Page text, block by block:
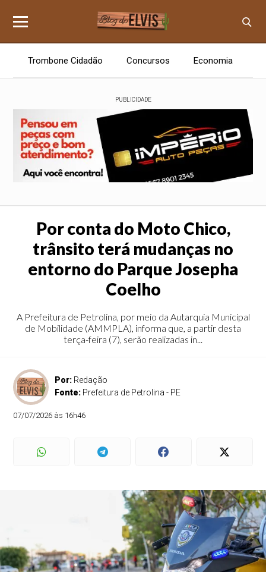
Trombone Cidadão Concursos Economia
PUBLICIDADE
Por conta do Moto Chico,
trânsito terá mudanças no
entorno do Parque Josepha
Coelho
A Prefeitura de Petrolina, por meio da Autarquia Municipal
de Mobilidade (AMMPLA), informa que, a partir desta
terça-feira (7), serão realizadas in...
Por: Redação
Fonte: Prefeitura de Petrolina - PE
07/07/2026 às 16h46